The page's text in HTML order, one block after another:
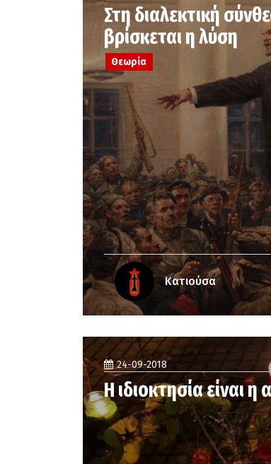
Στη διαλεκτική
βρίσκεται η λύση
Θεωρία
Κατιούσα
24-09-2018
Η ιδιοκτησία είναι